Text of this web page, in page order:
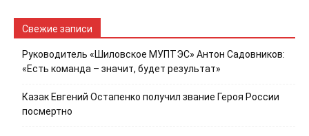
Свежие записи
Руководитель «Шиловское МУПТЭС» Антон Садовников:
«Есть команда – значит, будет результат»
Казак Евгений Остапенко получил звание Героя России
посмертно